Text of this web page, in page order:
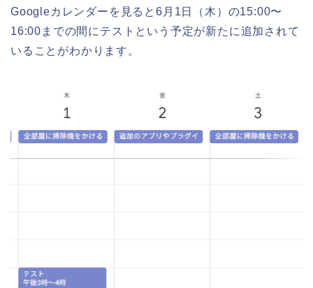
Googleカレンダーを見ると6月1日（木）の15:00〜
16:00までの間にテストという予定が新たに追加されて
いることがわかります。